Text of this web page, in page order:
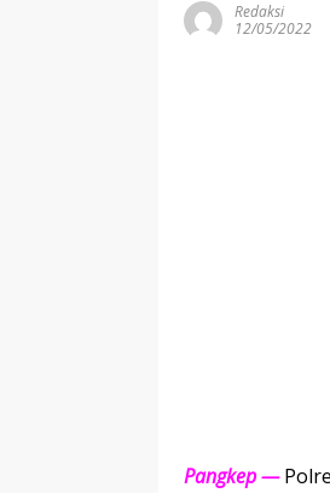
Redaksi
12/05/2022
Pangkep —